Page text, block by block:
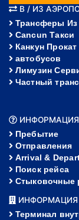
В / ИЗ
Трансферы Из
Cancun Такси
Канкун
автобусов
Лимузин
Частный
ИНФОРМАЦИЯ
Пребытие
Отправления
Arrival &
Поиск рейса
Стыковочные
ИНФОРМАЦИЯ
Терминал